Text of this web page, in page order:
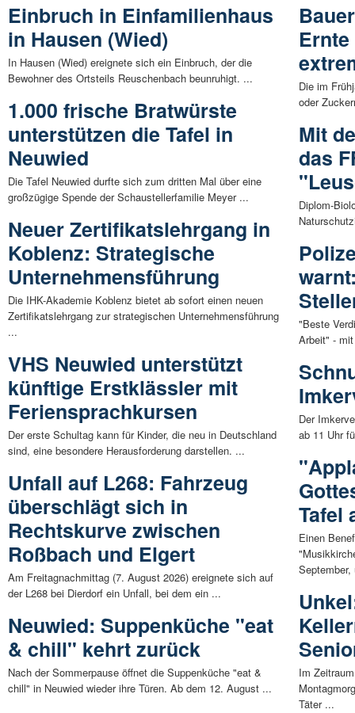
Einbruch in Einfamilienhaus
in Hausen (Wied)
In Hausen (Wied) ereignete sich ein Einbruch, der die
Bewohner des Ortsteils Reuschenbach beunruhigt. ...
1.000 frische Bratwürste
unterstützen die Tafel in
Neuwied
Die Tafel Neuwied durfte sich zum dritten Mal über eine
großzügige Spende der Schaustellerfamilie Meyer ...
Neuer Zertifikatslehrgang in
Koblenz: Strategische
Unternehmensführung
Die IHK-Akademie Koblenz bietet ab sofort einen neuen
Zertifikatslehrgang zur strategischen Unternehmensführung
...
VHS Neuwied unterstützt
künftige Erstklässler mit
Feriensprachkursen
Der erste Schultag kann für Kinder, die neu in Deutschland
sind, eine besondere Herausforderung darstellen. ...
Unfall auf L268: Fahrzeug
überschlägt sich in
Rechtskurve zwischen
Roßbach und Elgert
Am Freitagnachmittag (7. August 2026) ereignete sich auf
der L268 bei Dierdorf ein Unfall, bei dem ein ...
Neuwied: Suppenküche "eat
& chill" kehrt zurück
Nach der Sommerpause öffnet die Suppenküche "eat &
chill" in Neuwied wieder ihre Türen. Ab dem 12. August ...
Die im
oder
Mit
das
Diplom-
"Beste
Arbeit" -
Der
ab 11 Uhr
Tafel
Einen
Im
Täter ...